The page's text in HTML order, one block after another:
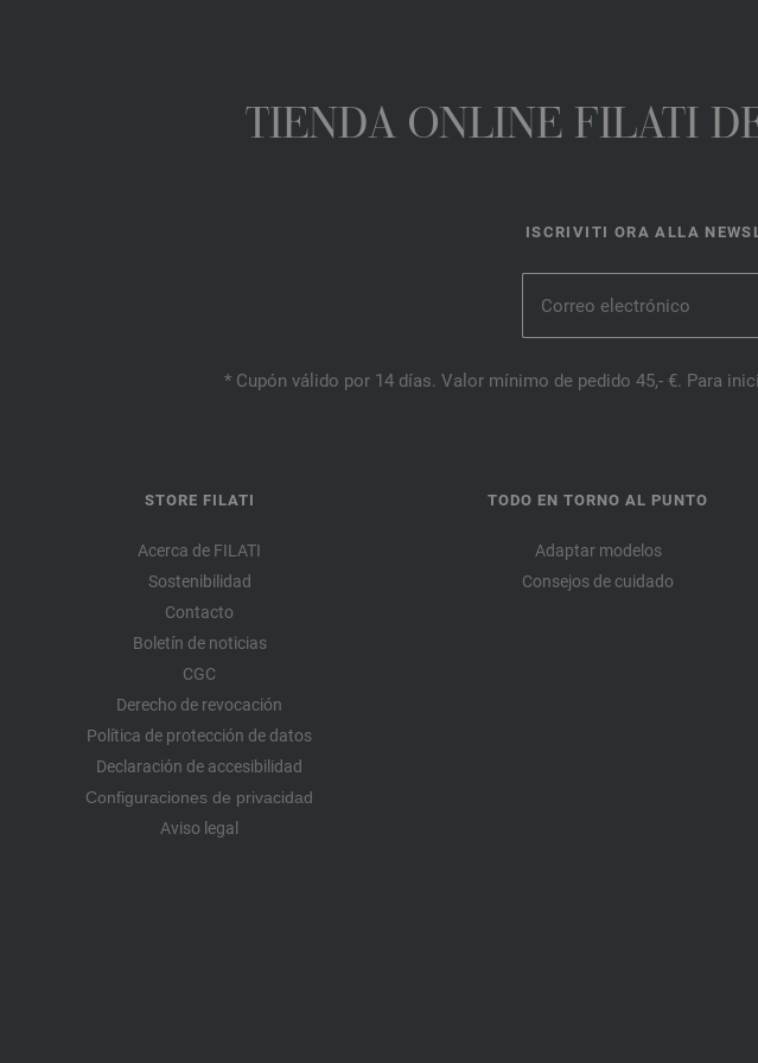
TIENDA ONLINE FILATI
ISCRIVITI ORA ALLA
* Cupón válido por 14 días. Valor mínimo de pedido 45,- €. Para
STORE FILATI
Acerca de FILATI
Sostenibilidad
Contacto
Boletín de noticias
CGC
Derecho de revocación
Política de protección de datos
Declaración de accesibilidad
Configuraciones de privacidad
Aviso legal
TODO EN TORNO AL PUNTO
Adaptar modelos
Consejos de cuidado